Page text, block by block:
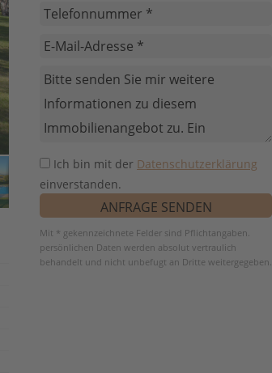
Ich bin mit der Datenschutzerklärung
einverstanden.
Mit * gekennzeichnete Felder sind Pflichtangaben.
persönlichen Daten werden absolut vertraulich
behandelt und nicht unbefugt an Dritte weitergegeben.